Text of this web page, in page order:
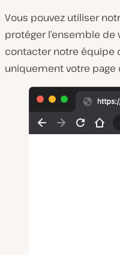
Vous pouvez utiliser
protéger l’ensemble
contacter notre équipe
uniquement votre page